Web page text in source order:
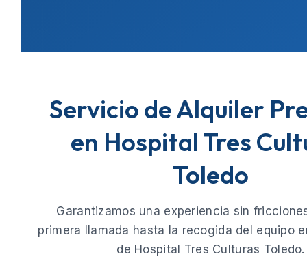
Servicio de Alquiler
en Hospital Tres
Toledo
Garantizamos una experiencia sin
primera llamada hasta la recogida del equipo
de Hospital Tres Culturas Toledo.